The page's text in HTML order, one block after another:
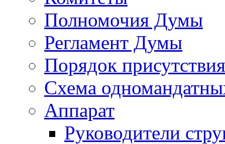
Полномочия Думы
Регламент Думы
Порядок
Схема
Аппарат
Руководители